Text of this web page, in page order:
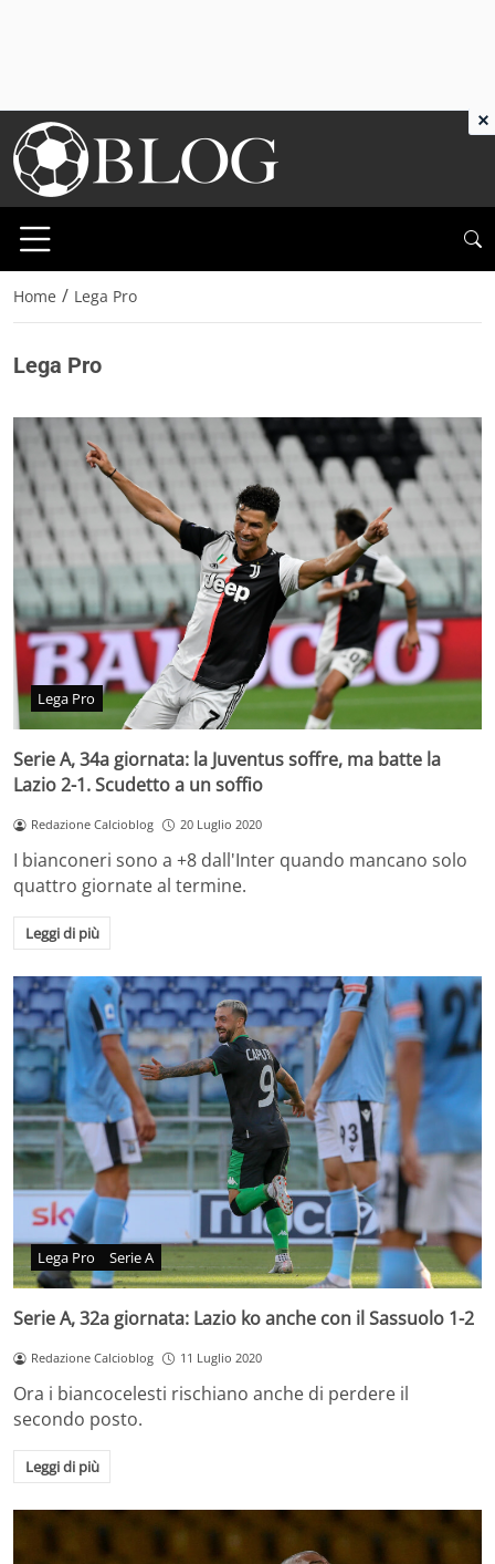
Home / Lega Pro
Lega Pro
Lega Pro
Serie A, 34a giornata: la Juventus soffre, ma batte la
Lazio 2-1. Scudetto a un soffio
Redazione Calcioblog 20 Luglio 2020
I bianconeri sono a +8 dall'Inter quando mancano solo
quattro giornate al termine.
Leggi di più
Lega Pro Serie A
Serie A, 32a giornata: Lazio ko anche con il Sassuolo 1-2
Redazione Calcioblog 11 Luglio 2020
Ora i biancocelesti rischiano anche di perdere il
secondo posto.
Leggi di più
×